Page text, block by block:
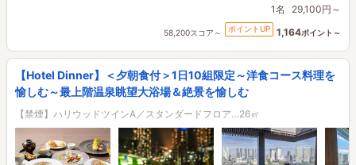
1名 29,100円～
58,200スコア～ ポイントUP 1,164ポイント～
【Hotel Dinner】＜夕朝食付＞1日10組限定～洋食コース料理を
愉しむ～最上階温泉眺望大浴場＆絶景を愉しむ
【禁煙】ハリウッドツインA／スタンダードフロア…26㎡